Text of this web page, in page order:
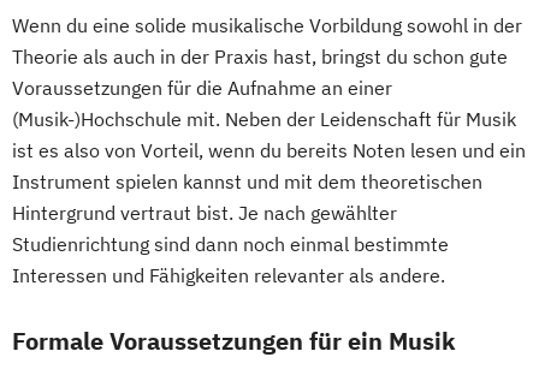
Wenn du eine solide musikalische Vorbildung sowohl in der
Theorie als auch in der Praxis hast, bringst du schon gute
Voraussetzungen für die Aufnahme an einer
(Musik-)Hochschule mit. Neben der Leidenschaft für Musik
ist es also von Vorteil, wenn du bereits Noten lesen und ein
Instrument spielen kannst und mit dem theoretischen
Hintergrund vertraut bist. Je nach gewählter
Studienrichtung sind dann noch einmal bestimmte
Interessen und Fähigkeiten relevanter als andere.
Formale Voraussetzungen für ein Musik